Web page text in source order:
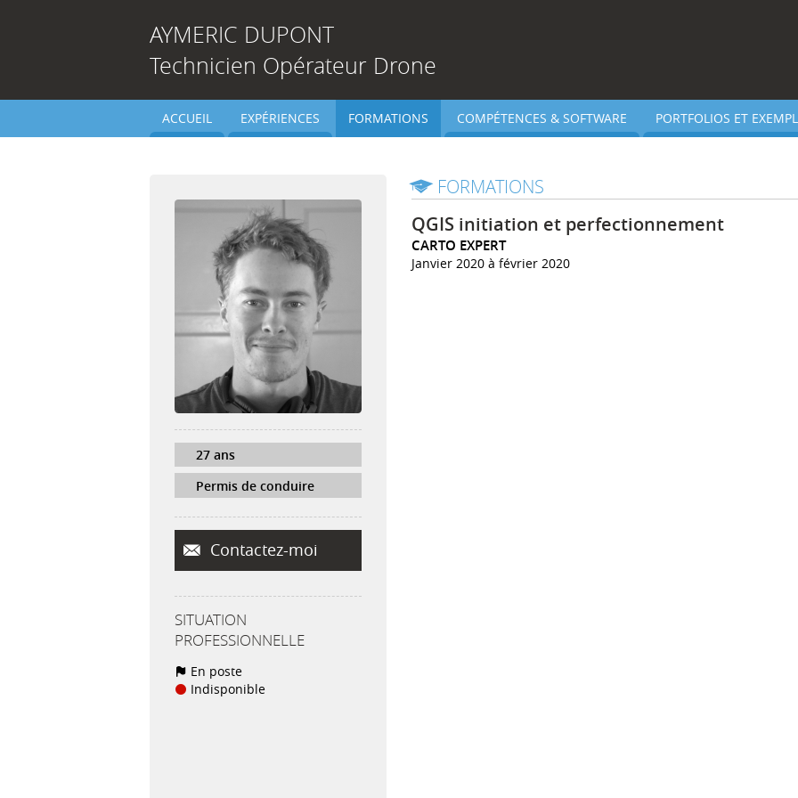
AYMERIC DUPONT
Technicien Opérateur Drone
ACCUEIL EXPÉRIENCES FORMATIONS COMPÉTENCES & SOFTWARE PORTFOLIOS ET
27 ans
Permis de conduire
Contactez-moi
SITUATION
PROFESSIONNELLE
En poste
Indisponible
FORMATIONS
QGIS initiation et perfectionnement
CARTO EXPERT
Janvier 2020 à février 2020